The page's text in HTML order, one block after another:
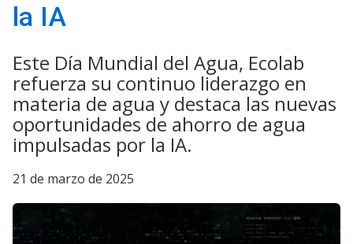
la IA
Este Día Mundial del Agua, Ecolab
refuerza su continuo liderazgo en
materia de agua y destaca las nuevas
oportunidades de ahorro de agua
impulsadas por la IA.
21 de marzo de 2025